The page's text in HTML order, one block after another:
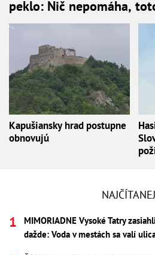
peklo: Nič nepomáha,
Kapušiansky hrad postupne
obnovujú
MIMORIADNE Vysoké Tatry
dažde: Voda v mestách sa valí